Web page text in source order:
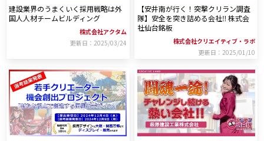
建設業界のうまくいく採用戦略は外
国人人材チームビルディング
株式会社アクタム
更新日：2025/03/24
【安井南が行く！突撃クリラン調査
隊】安全を突き詰める会社‼ 株式会
社仙台銘板
株式会社クリエイティブ・ラボ
更新日：2025/01/10